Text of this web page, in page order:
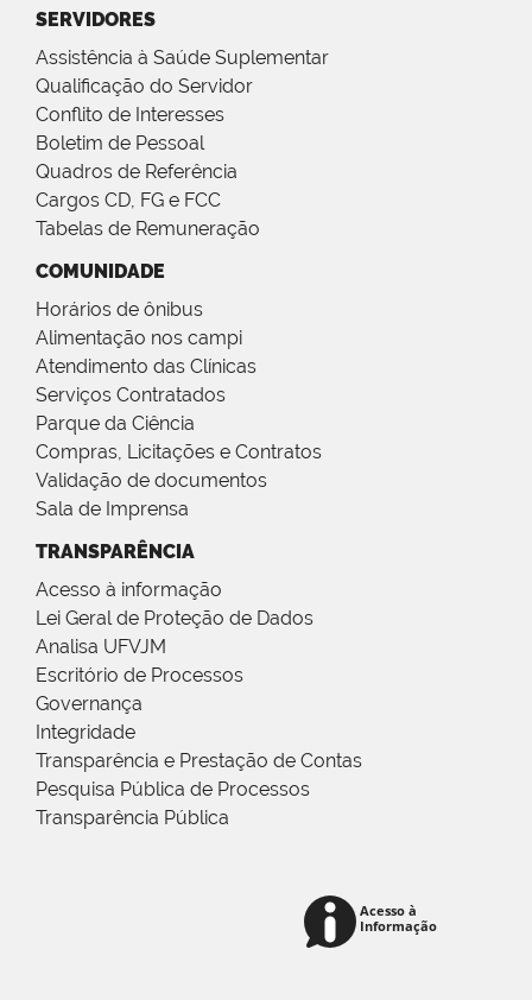
SERVIDORES
Assistência à Saúde Suplementar
Qualificação do Servidor
Conflito de Interesses
Boletim de Pessoal
Quadros de Referência
Cargos CD, FG e FCC
Tabelas de Remuneração
COMUNIDADE
Horários de ônibus
Alimentação nos campi
Atendimento das Clínicas
Serviços Contratados
Parque da Ciência
Compras, Licitações e Contratos
Validação de documentos
Sala de Imprensa
TRANSPARÊNCIA
Acesso à informação
Lei Geral de Proteção de Dados
Analisa UFVJM
Escritório de Processos
Governança
Integridade
Transparência e Prestação de Contas
Pesquisa Pública de Processos
Transparência Pública